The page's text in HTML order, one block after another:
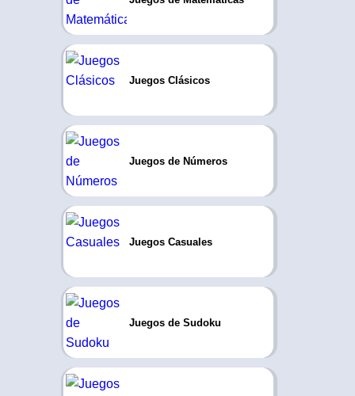
Juegos Clásicos
Juegos de Números
Juegos Casuales
Juegos de Sudoku